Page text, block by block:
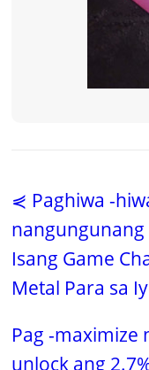
⋞ Paghiwa -
Isang Game
Metal Para sa
Pag -maximize
unlock ang